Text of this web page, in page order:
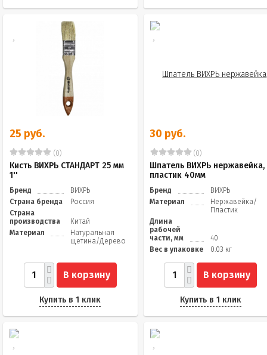
25 руб.
(0)
Кисть ВИХРЬ СТАНДАРТ 25 мм
1''
Бренд
ВИХРЬ
Страна бренда
Россия
Страна
производства
Китай
Материал
Натуральная
щетина/Дерево
В корзину
Купить в 1 клик
30 руб.
(0)
Шпатель ВИХРЬ нержавейка,
пластик 40мм
Бренд
ВИХРЬ
Материал
Нержавейка/
Пластик
Длина
рабочей
части, мм
40
Вес в упаковке
0.03 кг
В корзину
Купить в 1 клик